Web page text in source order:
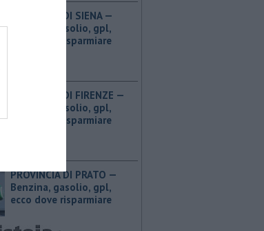
PROVINCIA DI SIENA — ​
Benzina, gasolio, gpl,
ecco dove risparmiare
PROVINCIA DI FIRENZE — ​
Benzina, gasolio, gpl,
ecco dove risparmiare
PROVINCIA DI PRATO — ​
Benzina, gasolio, gpl,
ecco dove risparmiare